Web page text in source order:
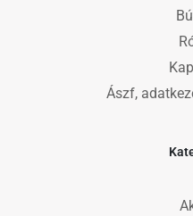
Ászf,